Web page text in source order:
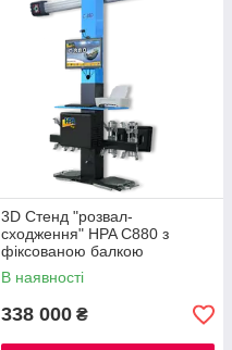
3D Стенд "розвал-
сходження" HPA C880 з
фіксованою балкою
В наявності
338 000 ₴